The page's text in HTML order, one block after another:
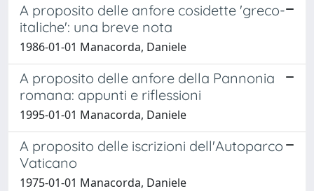
A proposito delle anfore cosidette 'greco-
italiche': una breve nota
1986-01-01 Manacorda, Daniele
A proposito delle anfore della Pannonia
romana: appunti e riflessioni
1995-01-01 Manacorda, Daniele
A proposito delle iscrizioni dell'Autoparco
Vaticano
1975-01-01 Manacorda, Daniele